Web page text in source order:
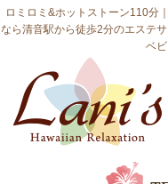
ロミロミ&ホットストーン110分
なら清音駅から徒歩2分のエステ
ベビ